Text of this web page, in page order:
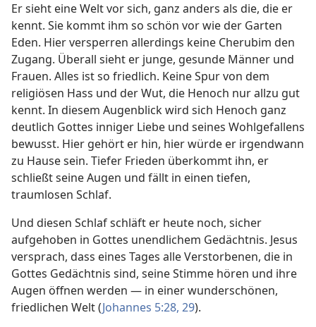
Er sieht eine Welt vor sich, ganz anders als die, die er
kennt. Sie kommt ihm so schön vor wie der Garten
Eden. Hier versperren allerdings keine Cherubim den
Zugang. Überall sieht er junge, gesunde Männer und
Frauen. Alles ist so friedlich. Keine Spur von dem
religiösen Hass und der Wut, die Henoch nur allzu gut
kennt. In diesem Augenblick wird sich Henoch ganz
deutlich Gottes inniger Liebe und seines Wohlgefallens
bewusst. Hier gehört er hin, hier würde er irgendwann
zu Hause sein. Tiefer Frieden überkommt ihn, er
schließt seine Augen und fällt in einen tiefen,
traumlosen Schlaf.
Und diesen Schlaf schläft er heute noch, sicher
aufgehoben in Gottes unendlichem Gedächtnis. Jesus
versprach, dass eines Tages alle Verstorbenen, die in
Gottes Gedächtnis sind, seine Stimme hören und ihre
Augen öffnen werden — in einer wunderschönen,
friedlichen Welt (Johannes 5:28, 29).